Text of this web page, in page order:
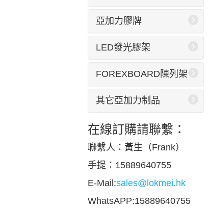
亞加力膠牌
LED發光膠架
FOREXBOARD陳列架
其它亞加力制品
在線訂購請聯繫：
聯繫人：黃生（Frank）
手提：15889640755
E-Mail:sales@lokmei.hk
WhatsAPP:15889640755